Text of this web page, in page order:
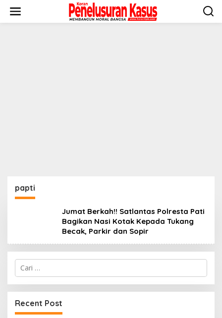
konten
papti
Jumat Berkah!! Satlantas Polresta Pati
Bagikan Nasi Kotak Kepada Tukang
Becak, Parkir dan Sopir
Cari
untuk:
Recent Post